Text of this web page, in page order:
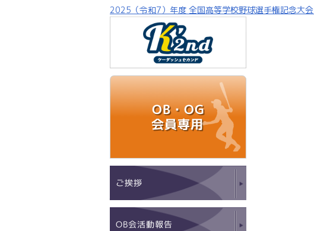
2025（令和7）年度 全国高等学校野球選手権記念大
OB・OG
会員専用
ご挨拶
OB会活動報告